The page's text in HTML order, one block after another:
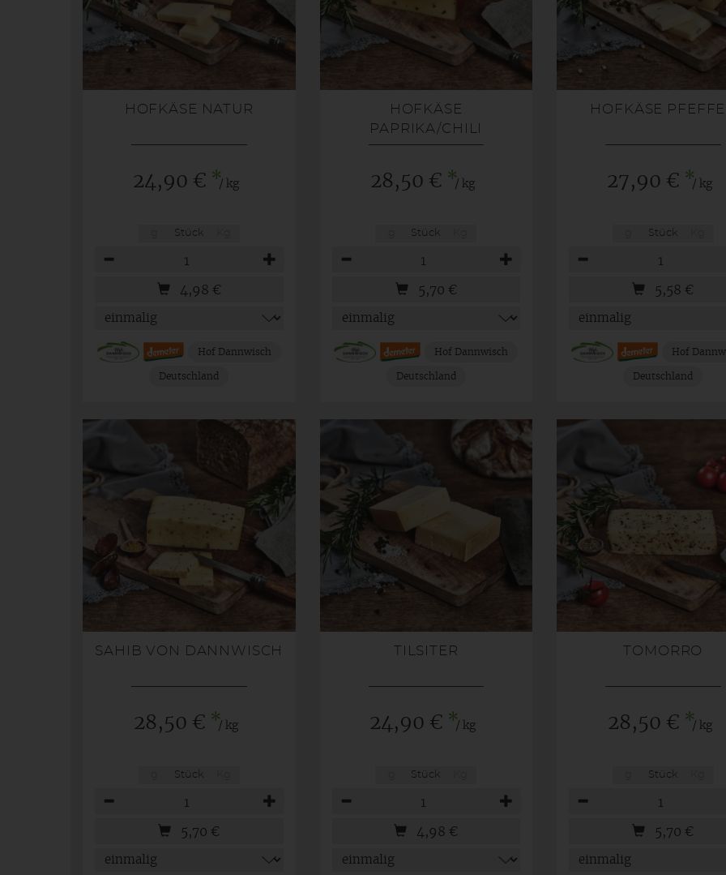
HOFKÄSE NATUR
24,90 € */ kg
Stück
4,98 €
Hof Dannwisch
Deutschland
HOFKÄSE
PAPRIKA/CHILI
28,50 € */ kg
Stück
5,70 €
Hof Dannwisch
Deutschland
HOFKÄSE
27,90 € */ kg
Stück
5,58 €
Hof
Deutschland
SAHIB VON DANNWISCH
28,50 € */ kg
Stück
5,70 €
TILSITER
24,90 € */ kg
Stück
4,98 €
TOMORRO
28,50 € */ kg
Stück
5,70 €